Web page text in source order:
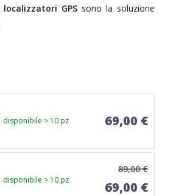
GPSsono la soluzione
disponibile > 10 pz 69,00 €
disponibile > 10 pz
89,00 €
69,00 €